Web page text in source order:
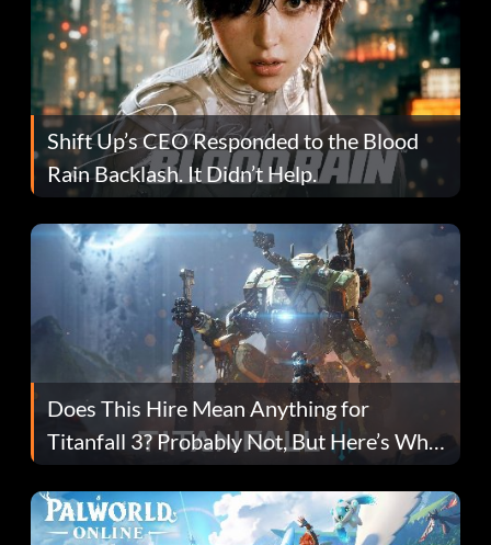
Shift Up’s CEO Responded to the Blood
Rain Backlash. It Didn’t Help.
Does This Hire Mean Anything for
Titanfall 3? Probably Not, But Here’s Why
Fans Are Hopeful